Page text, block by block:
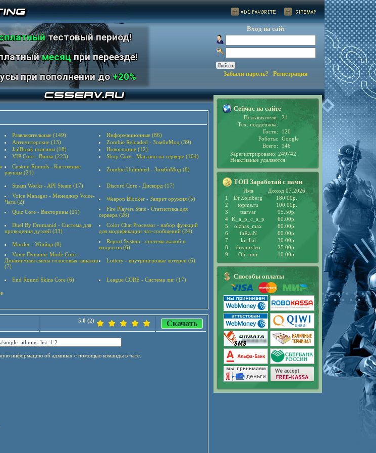
тестовый период!
месяцпри переезде!
при пополнении до+20%
Развлекательные (149)
Информационные (86)
Античитерские (13)
Zombie Reloaded - ЗомбиМод (39)
JailBreak плагины (18)
Новогодние (12)
VIP Core - Випка (223)
Shop Core - Магазин на сервере (104)
Custom Rounds - Кастомные
раунды (21)
Zombie:Unlimited - ЗомбиМод (8)
Steam Works - API Steam (17)
Discord Core - Дискорд (17)
Voice Manager - Менеджер Voice-
Чата (2)
Weapon Blocker - Запрет оружия (5)
Quiz Core - Викторины (21)
Fire Players Stats - Статистика для
сервера (26)
Duel By Drumanid - Система для
проведения дуэлей (33)
Color Chat Processor - набор функций
для модификации чат-сообщений (24)
Murder - Убийца (0)
Report System - система жалоб и
вопросов (6)
Voice Dynamic Mode Core -
Динамичная смена голосовых каналов
(7)
Lottery - внутриигровые лотереи (6)
End Round Skins Core (6) League CORE - Система лиг (17)
5.0 (2) Скачать
информацию об админах с помощью команды в чате.
Вход на сайт
Забыли пароль? Регистрация
Сейчас на сайте
Пользователи:
21
Тех. поддержка:
Гости:
120
Роботы:
Google
Всего:
146
Зарегистрировано: 249742
Неактивные удаляются
ТОП Заработай с нами
Имя
Доход 07.2026
1
Dr.Zoidberg
180.00р.
2
topms.ru
100.00р.
3
tsarvar
95.50р.
4 K_a_p_c_a_p
60.00р.
5
olzhas_max
60.00р.
6
faRzaN
60.00р.
7
kirillal
30.00р.
8
dreamxleo
25.00р.
9
Oli_mur 10.00р.
Способы оплаты